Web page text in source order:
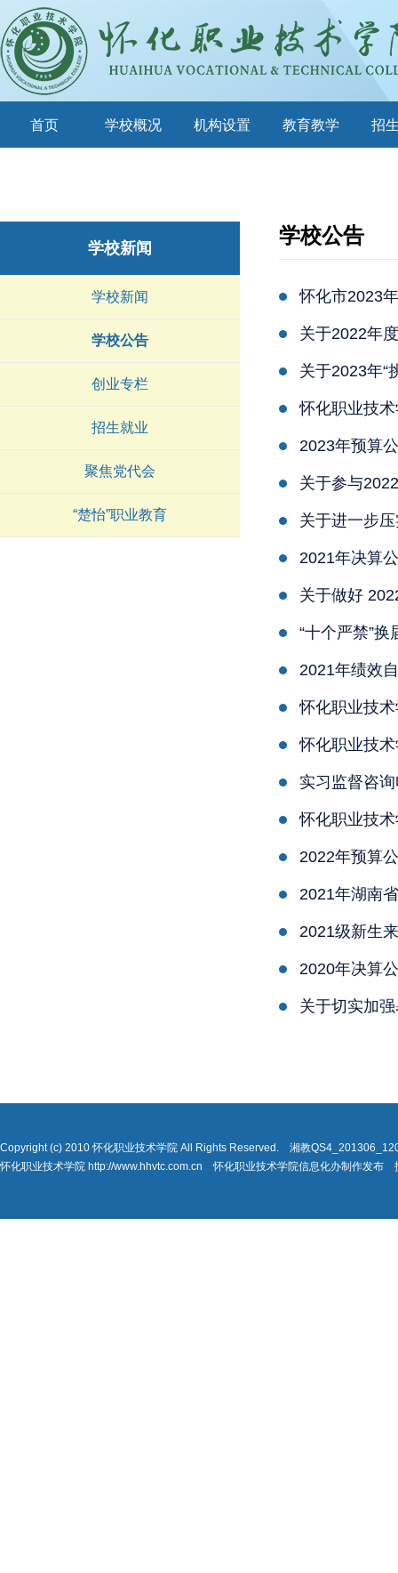
首页 学校概况 机构设置 教育教学 招
学校新闻
学校新闻
学校公告
创业专栏
招生就业
聚焦党代会
“楚怡”职业教育
学校公告
怀化市2023
关于2022年
关于2023年“
怀化职业技
2023年预算
关于参与
关于进一步
2021年决算
关于做好
“十个严禁”换
2021年绩效
怀化职业技
怀化职业技
实习监督咨
怀化职业技
2022年预算
2021年湖南
2021级新生
2020年决算
关于切实加
Copyright (c) 2010 怀化职业技术学院 All Rights Reserved. 湘教
怀化职业技术学院 http://www.hhvtc.com.cn 怀化职业技术学院信息化办制作发布